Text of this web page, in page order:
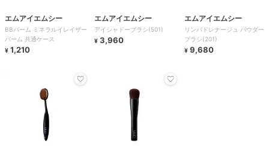
エムアイエムシー
BBバーム ミネラルイレイザー
バーム 共通ケース
¥ 1,210
エムアイエムシー
アイシャドーブラシ(501)
¥ 3,960
エムアイエムシー
リンパドレナージュ パウダー
ブラシ(201)
¥ 9,680